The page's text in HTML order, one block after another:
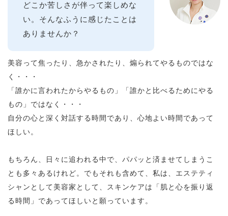
どこか苦しさが伴って楽しめな
い。そんなふうに感じたことは
ありませんか？
美容って焦ったり、急かされたり、煽られてやるものではな
く・・・
「誰かに言われたからやるもの」「誰かと比べるためにやる
もの」ではなく・・・
自分の心と深く対話する時間であり、心地よい時間であって
ほしい。
もちろん、日々に追われる中で、パパッと済ませてしまうこ
とも多々あるけれど。でもそれも含めて、私は、エステティ
シャンとして美容家として、スキンケアは「肌と心を振り返
る時間」であってほしいと願っています。